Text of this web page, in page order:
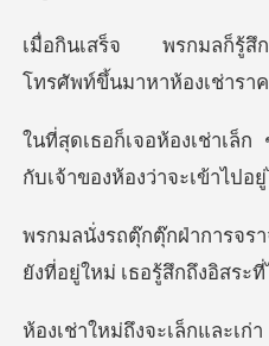
โทรศ
กับเจ้าข
ยังที่อยู่ใหม่ เ